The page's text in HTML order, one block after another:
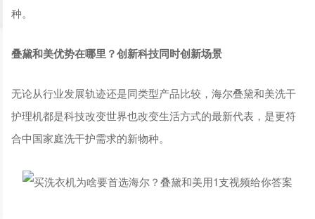
种。
叠黛和美优势在哪里？创新科技同时创新场景
无论从行业发展轨迹还是同类型产品比较，海尔叠黛和美洗干
护理机都是科技改变世界也改变生活方式的最新代表，是更符
合中国家庭洗干护需求的新物种。